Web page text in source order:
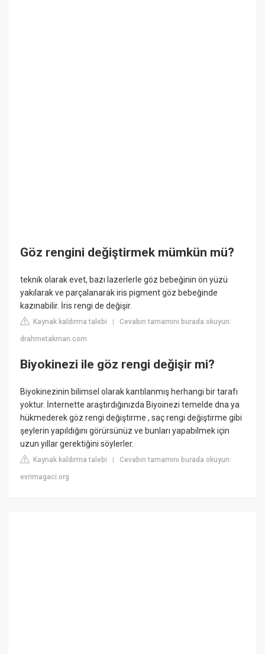
Göz rengini değiştirmek mümkün mü?
teknik olarak evet, bazı lazerlerle göz bebeğinin ön yüzü
yakılarak ve parçalanarak iris pigment göz bebeğinde
kazınabilir. İris rengi de değişir.
Kaynak kaldırma talebi |Cevabın tamamını burada okuyun:
drahmetakman.com
Biyokinezi ile göz rengi değişir mi?
Biyokinezinin bilimsel olarak kantılanmış herhangi bir tarafı
yoktur. İnternette araştırdığınızda Biyoinezi temelde dna ya
hükmederek göz rengi değiştirme , saç rengi değiştirme gibi
şeylerin yapıldığını görürsünüz ve bunları yapabilmek için
uzun yıllar gerektiğini söylerler.
Kaynak kaldırma talebi |Cevabın tamamını burada okuyun:
evrimagaci.org